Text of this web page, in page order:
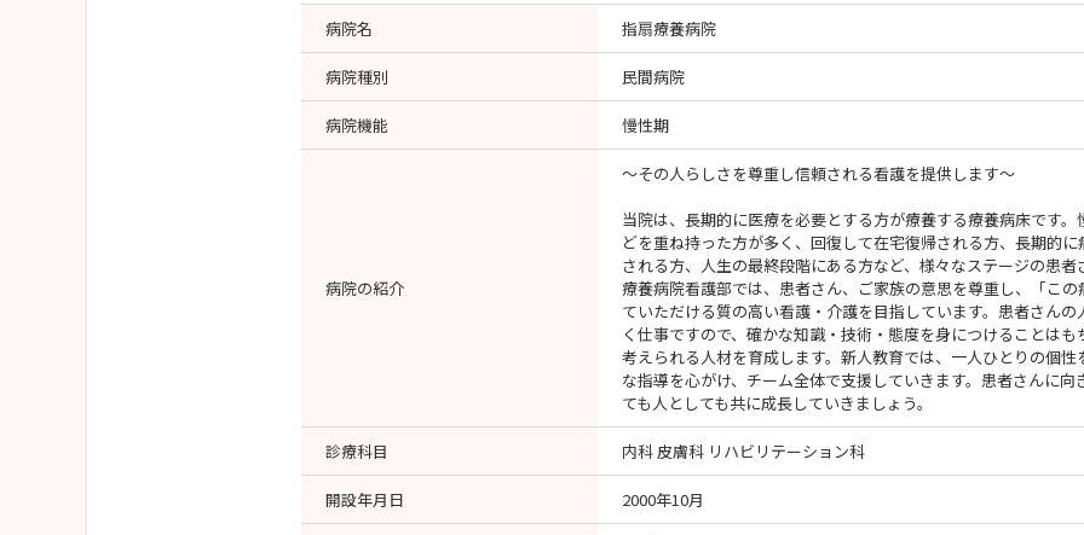
病院名 指扇療養病院
病院種別 民間病院
病院機能 慢性期
病院の紹介
～その人らしさを尊重し信頼される看護を提供します～
当院は、長期的に医療を必要とする方が療養する療養病床です
どを重ね持った方が多く、回復して在宅復帰される方、長期的
される方、人生の最終段階にある方など、様々なステージの患
療養病院看護部では、患者さん、ご家族の意思を尊重し、「こ
ていただける質の高い看護・介護を目指しています。患者さん
く仕事ですので、確かな知識・技術・態度を身につけることは
考えられる人材を育成します。新人教育では、一人ひとりの個
な指導を心がけ、チーム全体で支援していきます。患者さんに
ても人としても共に成長していきましょう。
診療科目 内科 皮膚科 リハビリテーション科
開設年月日 2000年10月